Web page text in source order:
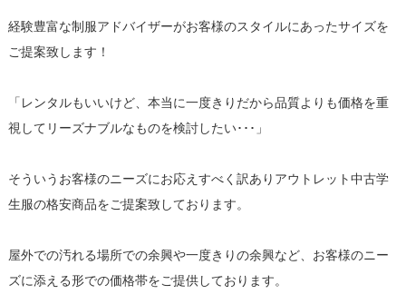
経験豊富な制服アドバイザーがお客様のスタイルにあったサイズを
ご提案致します！
「レンタルもいいけど、本当に一度きりだから品質よりも価格を重
視してリーズナブルなものを検討したい･･･」
そういうお客様のニーズにお応えすべく訳ありアウトレット中古学
生服の格安商品をご提案致しております。
屋外での汚れる場所での余興や一度きりの余興など、お客様のニー
ズに添える形での価格帯をご提供しております。